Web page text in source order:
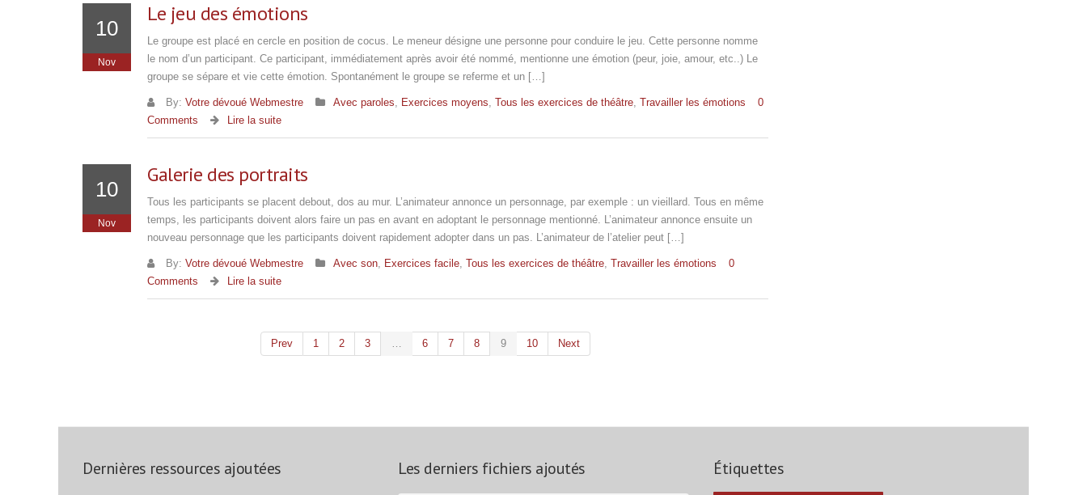
10
Nov
Le jeu des émotions
Le groupe est placé en cercle en position de cocus. Le meneur désigne une personne pour conduire le jeu. Cette personne nomme
le nom d’un participant. Ce participant, immédiatement après avoir été nommé, mentionne une émotion (peur, joie, amour, etc..) Le
groupe se sépare et vie cette émotion. Spontanément le groupe se referme et un […]
By: Votre dévoué Webmestre Avec paroles, Exercices moyens, Tous les exercices de théâtre, Travailler les émotions
0
Comments
Lire la suite
10
Nov
Galerie des portraits
Tous les participants se placent debout, dos au mur. L’animateur annonce un personnage, par exemple : un vieillard. Tous en même
temps, les participants doivent alors faire un pas en avant en adoptant le personnage mentionné. L’animateur annonce ensuite un
nouveau personnage que les participants doivent rapidement adopter dans un pas. L’animateur de l’atelier peut […]
By: Votre dévoué Webmestre Avec son, Exercices facile, Tous les exercices de théâtre, Travailler les émotions
0
Comments
Lire la suite
Prev 1 2 3 … 6 7 8 9 10 Next
Dernières ressources ajoutées Les derniers fichiers ajoutés Étiquettes